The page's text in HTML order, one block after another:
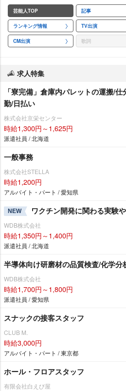
芸能人TOP 記事
ランキング情報 TV出演
CM出演 歌詞
求人特集
「寮完備」倉庫内パレットの運搬/
勤/日払い
株式会社京栄センター
時給1,300円～1,625円
派遣社員 / 北海道
一般事務
株式会社STELLA
時給1,200円
アルバイト・パート / 愛知県
NEW ワクチン開発に関わる実験
WDB株式会社
時給1,350円～1,400円
派遣社員 / 北海道
半導体向け研磨材の品質検査/化学分
WDB株式会社
時給1,700円～1,800円
派遣社員 / 愛知県
スナックの接客スタッフ
CLUB M.
時給3,000円
アルバイト・パート / 東京都
ホール・フロアスタッフ
有限会社白えび屋